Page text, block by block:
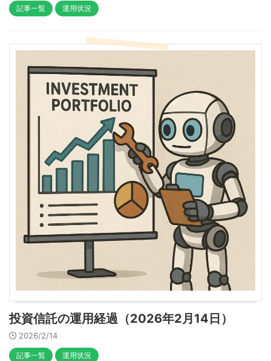
記事一覧 運用状況
投資信託の運用経過（2026年2月14日）
2026/2/14
記事一覧 運用状況